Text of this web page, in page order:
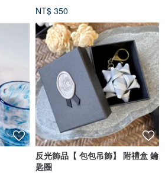
NT$ 350
反光飾品【 包包吊飾】 附禮盒 鑰
匙圈